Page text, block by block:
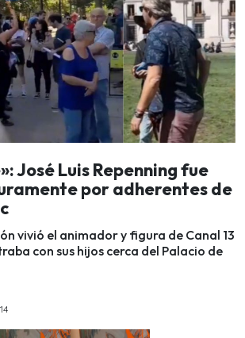
José Luis Repenning fue
por adherentes de
vivió el animador y figura de Canal 13
con sus hijos cerca del Palacio de